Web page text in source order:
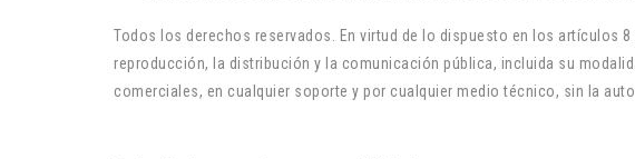
Todos los derechos reservados. En virtud de lo dispuesto en los artículos
reproducción, la distribución y la comunicación pública, incluida su
comerciales, en cualquier soporte y por cualquier medio técnico, sin la